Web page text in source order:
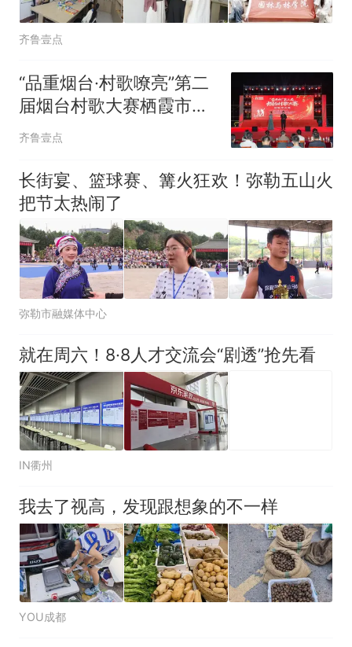
齐鲁壹点
“品重烟台·村歌嘹亮”第二
届烟台村歌大赛栖霞市决
赛圆满落幕
齐鲁壹点
长街宴、篮球赛、篝火狂欢！弥勒五山火
把节太热闹了
弥勒市融媒体中心
就在周六！8·8人才交流会“剧透”抢先看
IN衢州
我去了视高，发现跟想象的不一样
YOU成都